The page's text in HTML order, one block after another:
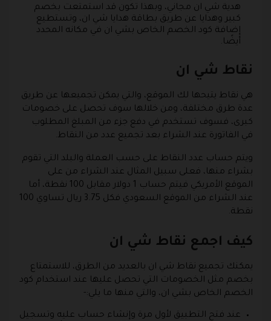
هدية شي ان مجاني، وبهذا تكون قد استمتعت بخصم
كبير وهدايا عن طريق بطاقة هدايا شي ان، وتستطيع
إضافة كود الخصم الخاص بشي ان في مكانه المحدد
أيضًا.
نقاط شي ان
هي نقاط يتيحها لك الموقع، والتي يمكن تجميعها عن طريق
عدة طرق مختلفة، ومن خلالها سوف تحصل على خصومات
كبرى، فسوف تستخدم في دفع جزء من المبلغ المطلوب
في الفاتورة عند الشراء بعد تجميع عدد من النقاط.
ويتم حساب عدد النقاط على حسب العملة والبلد التي تقوم
بشراء منها، فعلى سبيل المثال عند الشراء من على
الموقع الأمريكي فيتم حساب 1 دولار مقابل 100 نقطة، أما
عند الشراء من الموقع السعودي فكل 3.75 ريال تساوي 100
نقطة.
كيف اجمع نقاط شي ان
يمكنك تجميع نقاط شي ان بالعديد من الطرق، للاستمتاع
بخصم مثل الخصومات التي تحصل عليها عند استخدام كود
الخصم الخاص بشي ان، والتي منها ما يلي:-
عند فتح التطبيق لأول مرة وإنشاء حساب عليه وتسجيل